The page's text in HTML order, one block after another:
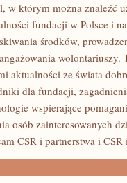
w którym można znaleźć
fundacji w Polsce i
środków,
wolontariuszy.
aktualności ze świata
dla fundacji,
wspierające
osób zainteresowanych
CSR i partnerstwa i CSR